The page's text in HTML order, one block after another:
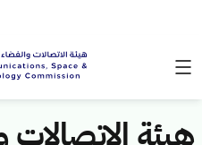
هيئة الاتصالات